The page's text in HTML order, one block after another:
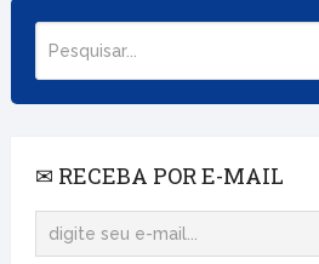
✉ RECEBA POR E-MAIL